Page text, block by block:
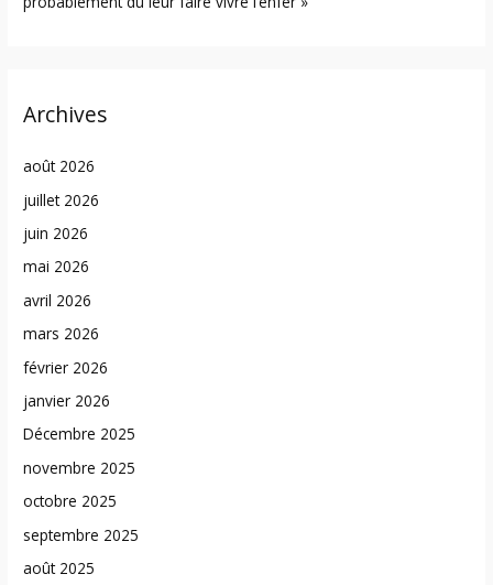
Archives
août 2026
juillet 2026
juin 2026
mai 2026
avril 2026
mars 2026
février 2026
janvier 2026
Décembre 2025
novembre 2025
octobre 2025
septembre 2025
août 2025